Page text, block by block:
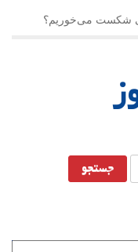
شکست می‌خوریم؟